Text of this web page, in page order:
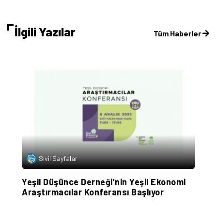
İlgili Yazılar Tüm Haberler
Sivil Sayfalar
Yeşil Düşünce Derneği’nin Yeşil Ekonomi
Araştırmacılar Konferansı Başlıyor